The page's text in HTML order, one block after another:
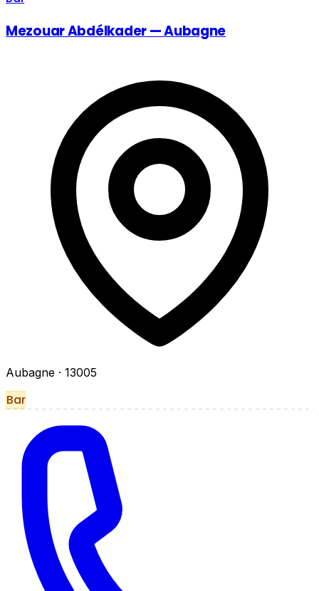
Mezouar Abdélkader — Aubagne
Aubagne · 13005
Bar